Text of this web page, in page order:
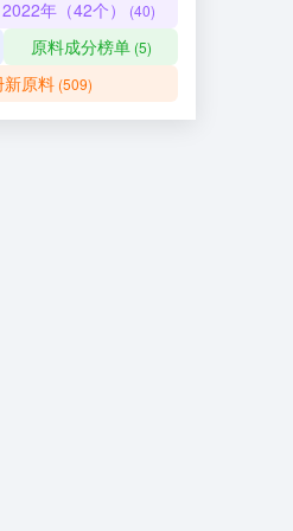
2022年（42个） (40)
原料成分榜单(5)
原料(509)